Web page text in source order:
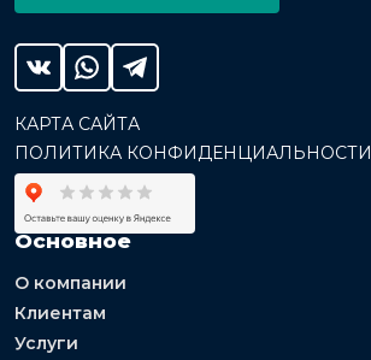
КАРТА САЙТА
ПОЛИТИКА КОНФИДЕНЦИАЛЬНОСТИ
Основное
О компании
Клиентам
Услуги